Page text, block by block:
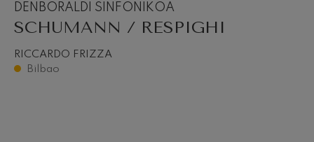
DENBORALDI SINFONIKOA
SCHUMANN / RESPIGHI
RICCARDO FRIZZA
Bilbao